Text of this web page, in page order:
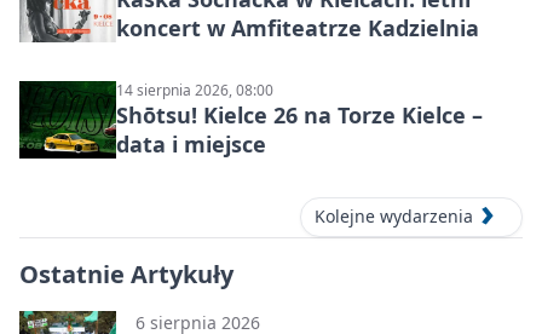
koncert w Amfiteatrze Kadzielnia
14 sierpnia 2026, 08:00
Shōtsu! Kielce 26 na Torze Kielce –
data i miejsce
Kolejne wydarzenia
Ostatnie Artykuły
6 sierpnia 2026